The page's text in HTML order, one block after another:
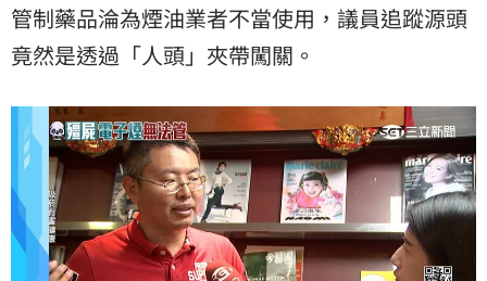
管制藥品淪為煙油業者不當使用，議員追蹤源頭
竟然是透過「人頭」夾帶闖關。